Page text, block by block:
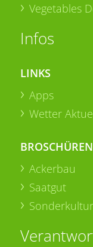
Vegetables
Infos
LINKS
Apps
Wetter
BROSCHÜREN
Ackerbau
Saatgut